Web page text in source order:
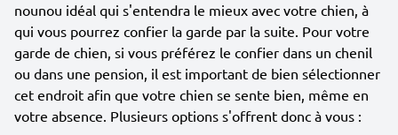
nounou idéal qui s'entendra le mieux avec votre chien, à
qui vous pourrez confier la garde par la suite. Pour votre
garde de chien, si vous préférez le confier dans un chenil
ou dans une pension, il est important de bien sélectionner
cet endroit afin que votre chien se sente bien, même en
votre absence. Plusieurs options s'offrent donc à vous :